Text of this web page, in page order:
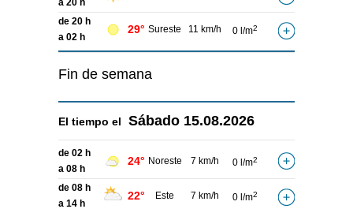
a 20 h
de 20 h
a 02 h
29° Sureste 11 km/h 0 l/m2
Fin de semana
El tiempo el Sábado 15.08.2026
de 02 h
a 08 h
24° Noreste 7 km/h 0 l/m2
de 08 h
a 14 h
22° Este 7 km/h 0 l/m2